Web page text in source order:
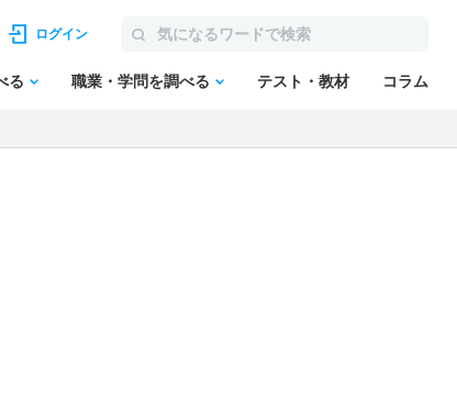
ログイン
る 職業・学問を調べる テスト・教材 コラム